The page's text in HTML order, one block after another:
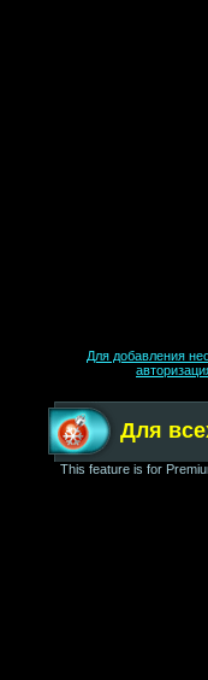
Для добавления
Для
This feature is for